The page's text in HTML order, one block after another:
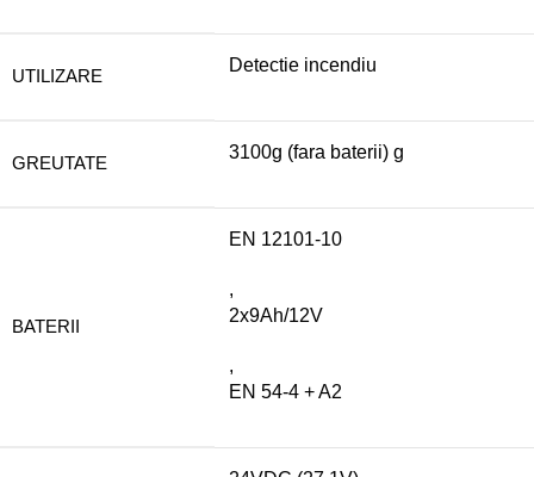
UTILIZARE
Detectie incendiu
GREUTATE
3100g (fara baterii) g
BATERII
EN 12101-10
,
2x9Ah/12V
,
EN 54-4 + A2